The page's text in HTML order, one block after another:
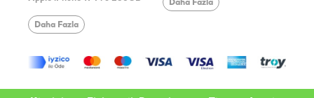
Daha Fazla